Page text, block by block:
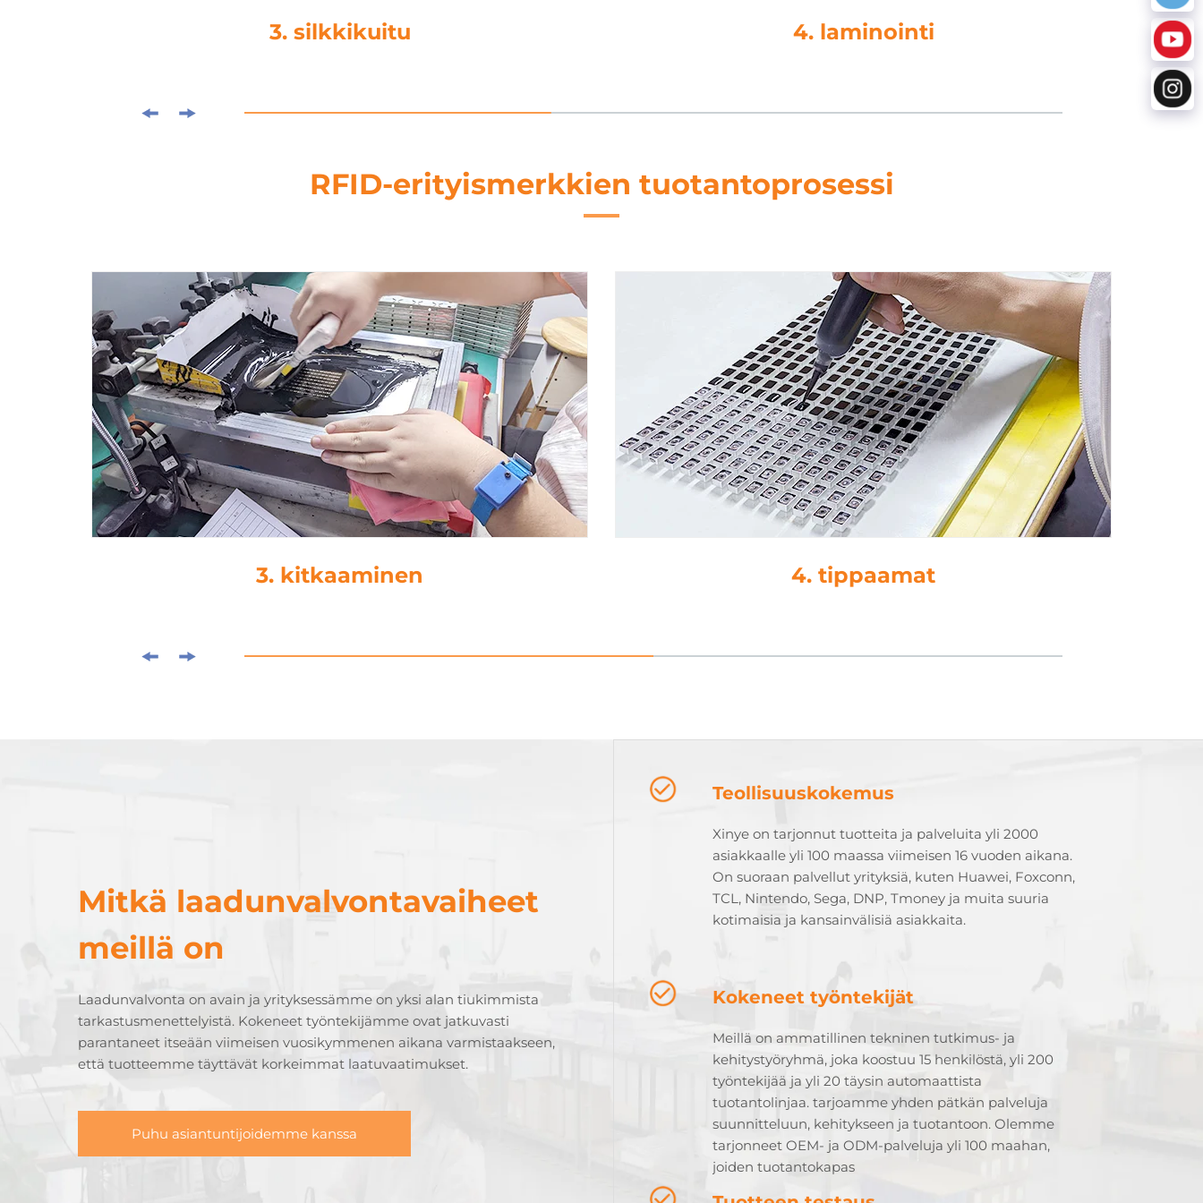
4. laminointi 5. lävistys
RFID-erityismerkkien tuotantoprosessi
4. tippaamat 5. kielenkäyttö
Mitkä laadunvalvontavaiheet
meillä on
Laadunvalvonta on avain ja yrityksessämme on yksi alan tiukimmista
tarkastusmenettelyistä. Kokeneet työntekijämme ovat jatkuvasti
parantaneet itseään viimeisen vuosikymmenen aikana varmistaakseen,
että tuotteemme täyttävät korkeimmat laatuvaatimukset.
Puhu asiantuntijoidemme kanssa
Teollisuuskokemus
Xinye on tarjonnut tuotteita ja palveluita yli 2000
asiakkaalle yli 100 maassa viimeisen 16 vuoden aikana.
On suoraan palvellut yrityksiä, kuten Huawei, Foxconn,
TCL, Nintendo, Sega, DNP, Tmoney ja muita suuria
kotimaisia ja kansainvälisiä asiakkaita.
Kokeneet työntekijät
Meillä on ammatillinen tekninen tutkimus- ja
kehitystyöryhmä, joka koostuu 15 henkilöstä, yli 200
työntekijää ja yli 20 täysin automaattista
tuotantolinjaa. tarjoamme yhden pätkän palveluja
suunnitteluun, kehitykseen ja tuotantoon. Olemme
tarjonneet OEM- ja ODM-palveluja yli 100 maahan,
joiden tuotantokapas